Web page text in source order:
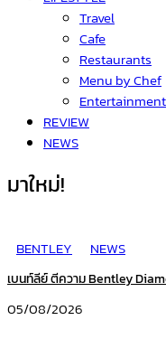
Travel
Cafe
Restaurants
Menu by Chef
Entertainment
REVIEW
NEWS
มาใหม่!
BENTLEY NEWS
เบนท์ลีย์ ตีความ Bentley
05/08/2026